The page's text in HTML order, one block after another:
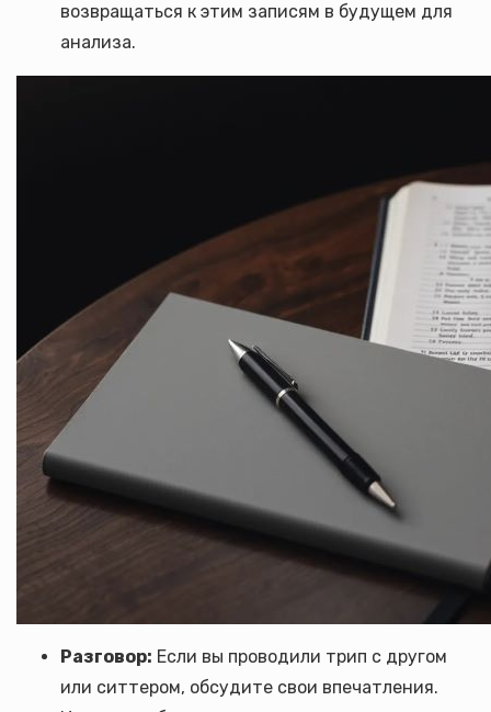
возвращаться к этим записям в будущем для
анализа.
Разговор: Если вы проводили трип с другом
или ситтером, обсудите свои впечатления.